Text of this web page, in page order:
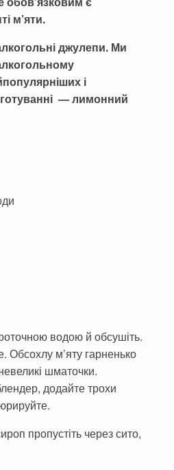
м’яти.
джулепи. Ми
і
— лимонний
водою й обсушіть.
м’яту гарненько
шматочки.
додайте трохи
пропустіть через сито,